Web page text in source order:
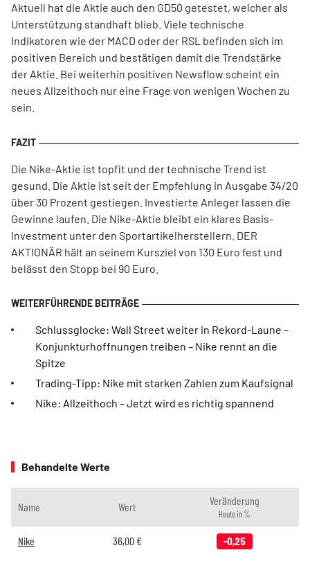
Aktuell hat die Aktie auch den GD50 getestet, welcher als
Unterstützung standhaft blieb. Viele technische
Indikatoren wie der MACD oder der RSL befinden sich im
positiven Bereich und bestätigen damit die Trendstärke
der Aktie. Bei weiterhin positiven Newsflow scheint ein
neues Allzeithoch nur eine Frage von wenigen Wochen zu
sein.
Die Nike-Aktie ist topfit und der technische Trend ist
gesund. Die Aktie ist seit der Empfehlung in Ausgabe 34/20
über 30 Prozent gestiegen. Investierte Anleger lassen die
Gewinne laufen. Die Nike-Aktie bleibt ein klares Basis-
Investment unter den Sportartikelherstellern. DER
AKTIONÄR hält an seinem Kursziel von 130 Euro fest und
belässt den Stopp bei 90 Euro.
Schlussglocke: Wall Street weiter in Rekord-Laune –
Konjunkturhoffnungen treiben – Nike rennt an die
Spitze
Trading-Tipp: Nike mit starken Zahlen zum Kaufsignal
Nike: Allzeithoch – Jetzt wird es richtig spannend
Behandelte Werte
Name Wert Veränderung
Heute in %
Nike 36,00€ -0,25